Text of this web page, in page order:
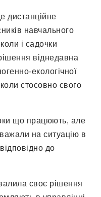
дистанційне
навчального
і садочки
віднедавна
екологічної
стосовно свого
що працюють, але
на ситуацію в
до
своє рішення